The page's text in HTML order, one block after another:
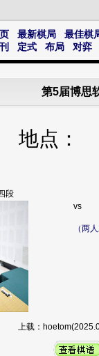
最新棋局
最佳棋
定式 布局 对弈
第5届博思
地点
段
vs
（两
上载：